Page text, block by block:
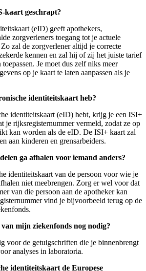
kaart geschrapt?
(eID) geeft apothekers,
zorgverleners toegang tot je actuele
zal de zorgverlener altijd je correcte
kennen en zal hij of zij het juiste tarief
Je moet dus zelf niks meer
op je kaart te laten aanpassen als je
identiteitskaart heb?
identiteitskaart (eID) hebt, krijg je een ISI+
je rijksregisternummer vermeld, zodat ze op
kan worden als de eID. De ISI+ kaart zal
aan kinderen en grensarbeiders.
ga afhalen voor iemand anders?
identiteitskaart van de persoon voor wie je
niet meebrengen. Zorg er wel voor dat
van die persoon aan de apotheker kan
vind je bijvoorbeeld terug op de
mijn ziekenfonds nog nodig?
voor de getuigschriften die je binnenbrengt
analyses in laboratoria.
identiteitskaart de Europese